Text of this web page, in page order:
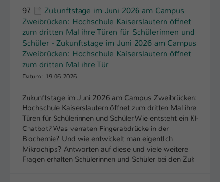
97.
Zukunftstage im Juni 2026 am Campus
Zweibrücken: Hochschule Kaiserslautern öffnet
zum dritten Mal ihre Türen für Schülerinnen und
Schüler - Zukunftstage im Juni 2026 am Campus
Zweibrücken: Hochschule Kaiserslautern öffnet
zum dritten Mal ihre Tür
Datum: 19.06.2026
Zukunftstage im Juni 2026 am Campus Zweibrücken:
Hochschule Kaiserslautern öffnet zum dritten Mal ihre
Türen für Schülerinnen und Schüler Wie entsteht ein KI-
Chatbot? Was verraten Fingerabdrücke in der
Biochemie? Und wie entwickelt man eigentlich
Mikrochips? Antworten auf diese und viele weitere
Fragen erhalten Schülerinnen und Schüler bei den Zuk